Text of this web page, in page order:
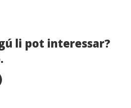
li pot interessar?